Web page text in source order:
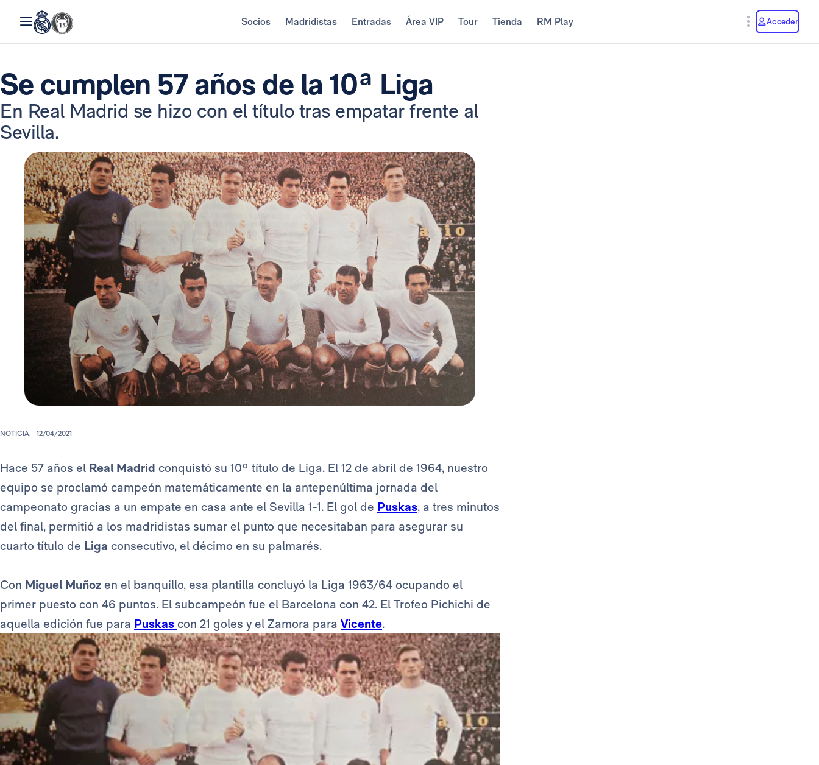
Socios Madridistas Entradas Área VIP Tour Tienda RM Play Acceder
Se cumplen 57 años de la 10ª Liga
En Real Madrid se hizo con el título tras empatar frente al
Sevilla.
NOTICIA. 12/04/2021
Hace 57 años el Real Madrid conquistó su 10º título de Liga. El 12 de abril de 1964, nuestro
equipo se proclamó campeón matemáticamente en la antepenúltima jornada del
campeonato gracias a un empate en casa ante el Sevilla 1-1. El gol de Puskas, a tres minutos
del final, permitió a los madridistas sumar el punto que necesitaban para asegurar su
cuarto título de Liga consecutivo, el décimo en su palmarés.
Con Miguel Muñoz en el banquillo, esa plantilla concluyó la Liga 1963/64 ocupando el
primer puesto con 46 puntos. El subcampeón fue el Barcelona con 42. El Trofeo Pichichi de
aquella edición fue para Puskas con 21 goles y el Zamora para Vicente.